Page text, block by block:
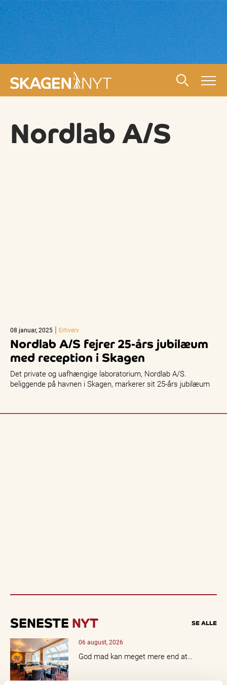
Nordlab A/S
08 januar, 2025 Erhverv
Nordlab A/S fejrer 25-års jubilæum
med reception i Skagen
Det private og uafhængige laboratorium, Nordlab A/S.
beliggende på havnen i Skagen, markerer sit 25-års jubilæum
SENESTE NYT SE ALLE
06 august, 2026
God mad kan meget mere end at…